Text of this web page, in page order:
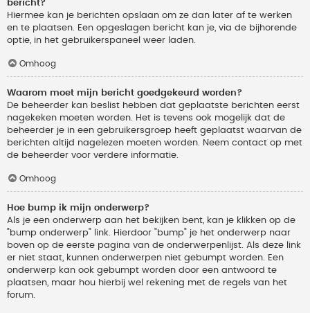
bericht?
Hiermee kan je berichten opslaan om ze dan later af te werken
en te plaatsen. Een opgeslagen bericht kan je, via de bijhorende
optie, in het gebruikerspaneel weer laden.
Omhoog
Waarom moet mijn bericht goedgekeurd worden?
De beheerder kan beslist hebben dat geplaatste berichten eerst
nagekeken moeten worden. Het is tevens ook mogelijk dat de
beheerder je in een gebruikersgroep heeft geplaatst waarvan de
berichten altijd nagelezen moeten worden. Neem contact op met
de beheerder voor verdere informatie.
Omhoog
Hoe bump ik mijn onderwerp?
Als je een onderwerp aan het bekijken bent, kan je klikken op de
"bump onderwerp" link. Hierdoor "bump" je het onderwerp naar
boven op de eerste pagina van de onderwerpenlijst. Als deze link
er niet staat, kunnen onderwerpen niet gebumpt worden. Een
onderwerp kan ook gebumpt worden door een antwoord te
plaatsen, maar hou hierbij wel rekening met de regels van het
forum.